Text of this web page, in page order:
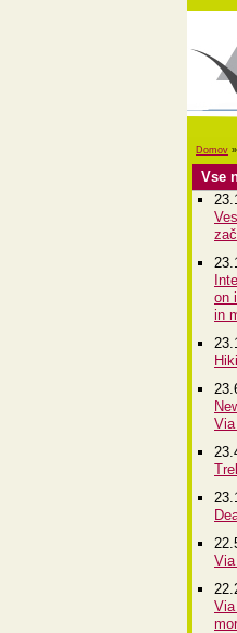
Domov »
Vse
on
in